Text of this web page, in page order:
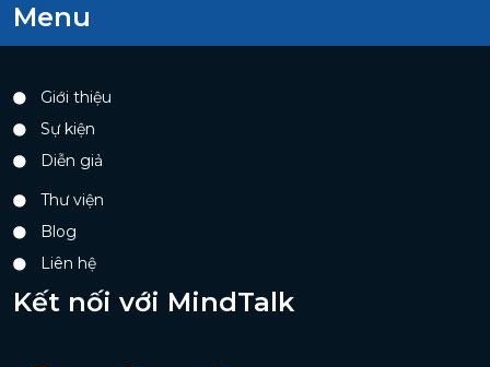
Menu
Giới thiệu
Sự kiện
Diễn giả
Thư viện
Blog
Liên hệ
Kết nối với MindTalk